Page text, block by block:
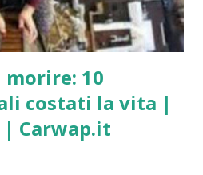
chiudano le loro corolle.
fianco e comanda alle mie
f...
10
costati la vita |
Carwap.it